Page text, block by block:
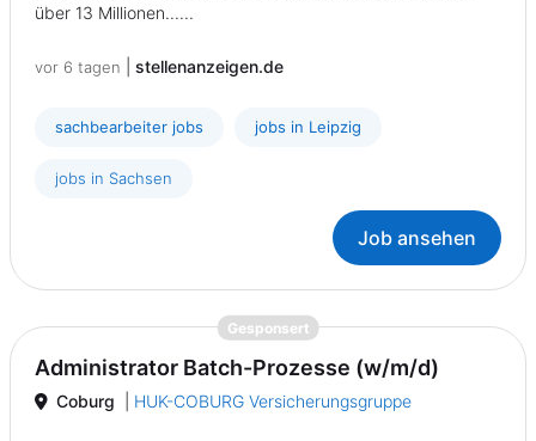
über 13 Millionen......
vor 6 tagen stellenanzeigen.de
sachbearbeiter jobs jobs in Leipzig
jobs in Sachsen
Job ansehen
Gesponsert{prompt.job}
Administrator Batch-Prozesse (w/m/d)
Coburg HUK-COBURG Versicherungsgruppe